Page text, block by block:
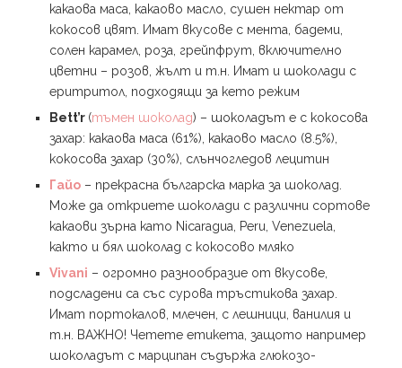
какаова маса, какаово масло, сушен нектар от
кокосов цвят. Имат вкусове с мента, бадеми,
солен карамел, роза, грейпфрут, включително
цветни – розов, жълт и т.н. Имат и шоколади с
еритритол, подходящи за кето режим
Bett’r (тъмен шоколад) – шоколадът е с кокосова
захар: какаова маса (61%), какаово масло (8.5%),
кокосова захар (30%), слънчогледов лецитин
Гайо – прекрасна българска марка за шоколад.
Може да откриете шоколади с различни сортове
какаови зърна като Nicaragua, Peru, Venezuela,
както и бял шоколад с кокосово мляко
Vivani – огромно разнообразие от вкусове,
подсладени са със сурова тръстикова захар.
Имат портокалов, млечен, с лешници, ванилия и
т.н. ВАЖНО! Четете етикета, защото например
шоколадът с марципан съдържа глюкозо-